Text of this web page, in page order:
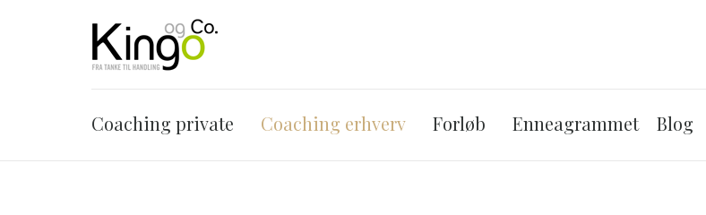
Coaching private Coaching erhverv Forløb Enneagrammet Blog